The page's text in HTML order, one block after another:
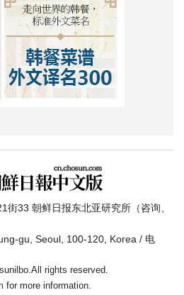
街33 朝鲜日报东北亚研究所（咨询、
gu, Seoul, 100-120, Korea / 电
rights reserved.
for more information.